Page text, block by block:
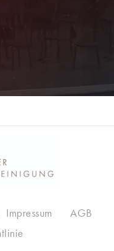
Impressum
AGB